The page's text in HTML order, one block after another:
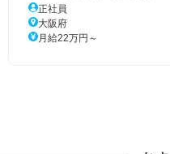
正社員
大阪府
月給22万円～